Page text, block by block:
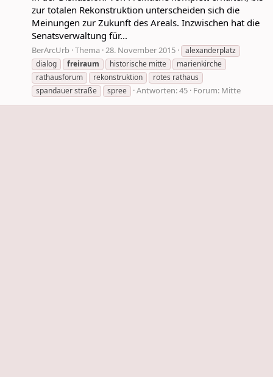
zur totalen Rekonstruktion unterscheiden sich die
Meinungen zur Zukunft des Areals. Inzwischen hat die
Senatsverwaltung für...
BerArcUrb Thema 28. November 2015
alexanderplatz
dialog
freiraum historische mitte
marienkirche
rathausforum
rekonstruktion
rotes rathaus
spandauer straße
spree Antworten: 45 Forum: Mitte